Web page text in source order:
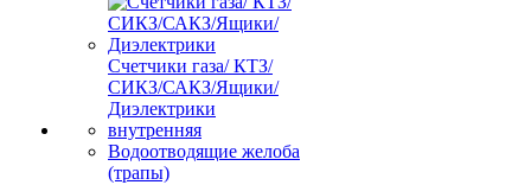
Счетчики газа/ КТЗ/
СИКЗ/САКЗ/Ящики/
Диэлектрики
внутренняя
Водоотводящие желоба
(трапы)